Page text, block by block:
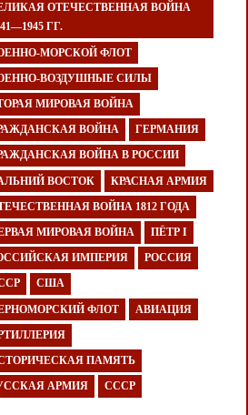
ОТЕЧЕСТВЕННАЯ ВОЙНА
ГГ.
МОРСКОЙ ФЛОТ
ВОЗДУШНЫЕ СИЛЫ
МИРОВАЯ ВОЙНА
ВОЙНА ГЕРМАНИЯ
ВОЙНА В РОССИИ
ВОСТОК КРАСНАЯ АРМИЯ
ВОЙНА 1812 ГОДА
МИРОВАЯ ВОЙНА ПЁТР I
ИМПЕРИЯ РОССИЯ
США
ФЛОТ АВИАЦИЯ
ПАМЯТЬ
АРМИЯ СССР